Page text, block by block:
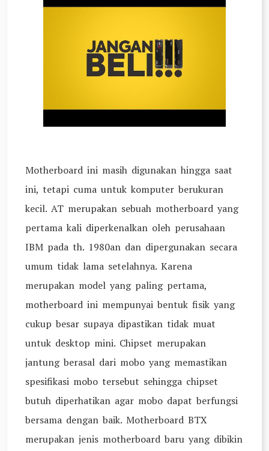
Motherboard ini masih digunakan hingga saat
ini, tetapi cuma untuk komputer berukuran
kecil. AT merupakan sebuah motherboard yang
pertama kali diperkenalkan oleh perusahaan
IBM pada th. 1980an dan dipergunakan secara
umum tidak lama setelahnya. Karena
merupakan model yang paling pertama,
motherboard ini mempunyai bentuk fisik yang
cukup besar supaya dipastikan tidak muat
untuk desktop mini. Chipset merupakan
jantung berasal dari mobo yang memastikan
spesifikasi mobo tersebut sehingga chipset
butuh diperhatikan agar mobo dapat berfungsi
bersama dengan baik. Motherboard BTX
merupakan jenis motherboard baru yang dibikin